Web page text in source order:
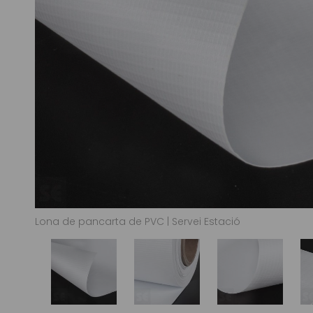
Lona de pancarta de PVC | Servei Estació